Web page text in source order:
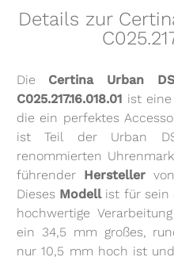
Details zur
Die Certina Urban
C025.217.16.018.01 ist
die ein perfektes
ist Teil der Urban
renommierten
führender Hersteller
Dieses Modellist für sein
hochwertige
ein 34,5 mm großes,
nur 10,5 mm hoch ist